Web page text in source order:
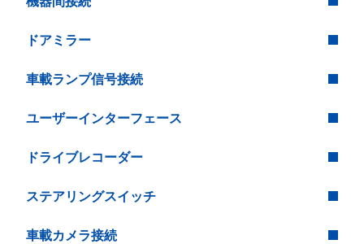
ドアミラー
車載ランプ信号接続
ユーザーインターフェース
ドライブレコーダー
ステアリングスイッチ
車載カメラ接続